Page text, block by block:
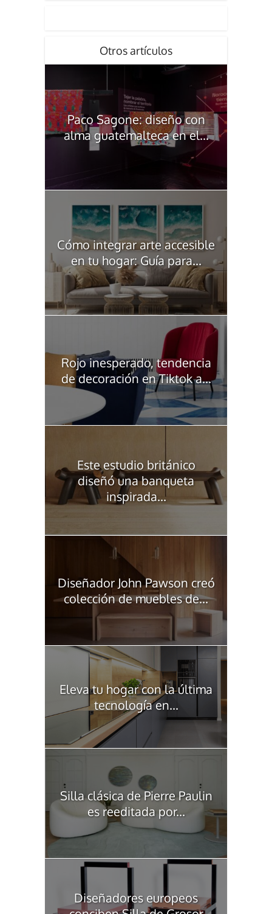
Otros artículos
Paco Sagone: diseño con
alma guatemalteca en el...
Cómo integrar arte accesible
en tu hogar: Guía para...
Rojo inesperado, tendencia
de decoración en Tiktok a...
Este estudio británico
diseñó una banqueta
inspirada...
Diseñador John Pawson creó
colección de muebles de...
Eleva tu hogar con la última
tecnología en...
Silla clásica de Pierre Paulin
es reeditada por...
Diseñadores europeos